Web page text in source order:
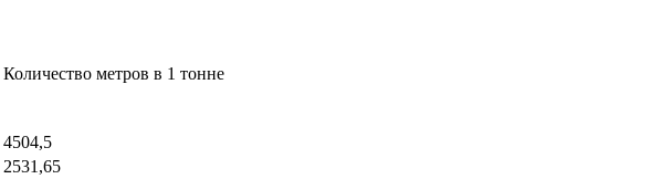
Количество метров в 1 тонне
4504,5
2531,65